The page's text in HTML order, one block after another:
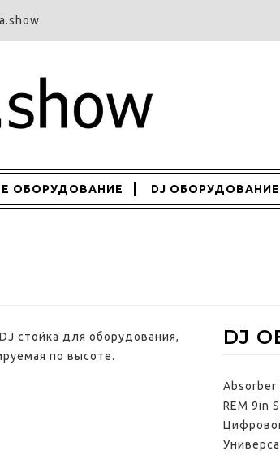
ОБОРУДОВАНИЕ DJ ОБОРУДОВАНИЕ
стойка для оборудования,
по высоте.
DJ
Absorber
REM 9in